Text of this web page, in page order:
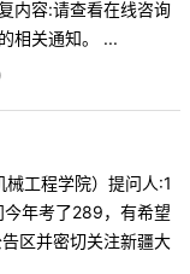
内容:请查看在线咨询
相关通知。 ...
工程学院）提问人:1
年考了289，有希望
区并密切关注新疆大